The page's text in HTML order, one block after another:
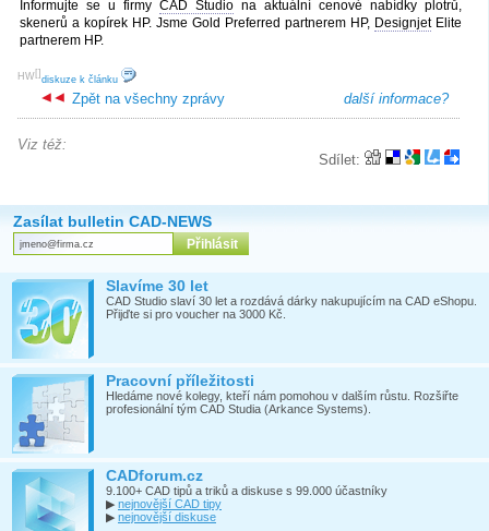
Informujte se u firmy CAD Studio na aktuální cenové nabídky plotrů,
skenerů a kopírek HP. Jsme Gold Preferred partnerem HP, DesignjetElite
partnerem HP.
[
HW ]
diskuze k článku
další informace?
Zpět na všechny zprávy
Sdílet:
Viz též:
Zasílat bulletin CAD-NEWS
Slavíme 30 let
CAD Studio slaví 30 let a rozdává dárky nakupujícím na CAD eShopu.
Přijďte si pro voucher na 3000 Kč.
Pracovní příležitosti
Hledáme nové kolegy, kteří nám pomohou v dalším růstu. Rozšiřte
profesionální tým CAD Studia (Arkance Systems).
CADforum.cz
9.100+ CAD tipů a triků a diskuse s 99.000 účastníky
▶ nejnovější CAD tipy
▶ nejnovější diskuse